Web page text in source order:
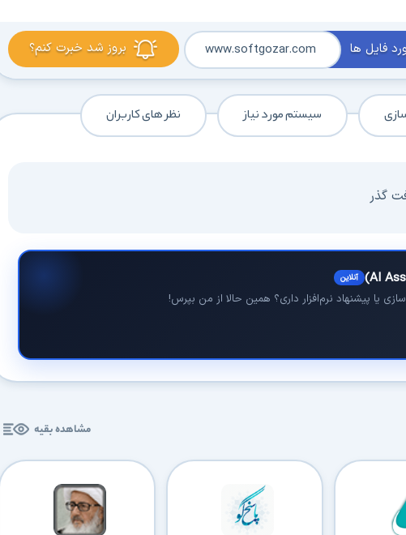
بروز شد خبرت کنم؟ فایل ها www.softgozar.com
سیستم مورد نیاز نظر های کاربران
گذر
آنلاین
یا پیشنهاد نرم‌افزار داری؟ همین حالا از من بپرس!
مشاهده بقیه